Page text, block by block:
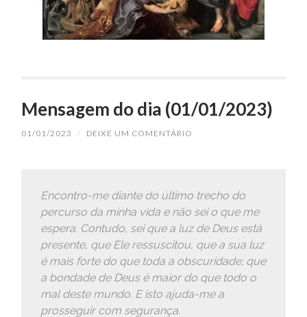
Mensagem do dia (01/01/2023)
01/01/2023 / DEIXE UM COMENTÁRIO
Encontro-me diante do último trecho do
percurso da minha vida e não sei o que me
espera. Contudo, sei que a luz de Deus está
presente, que Ele ressuscitou, que a sua luz
é mais forte do que toda a obscuridade; que
a bondade de Deus é maior do que todo o
mal deste mundo. E isto ajuda-me a
prosseguir com segurança.